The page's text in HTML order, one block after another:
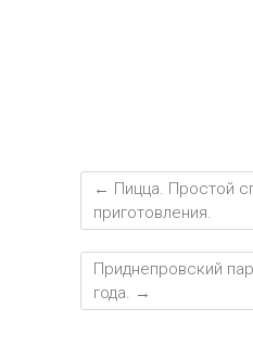
← Пицца. Простой
приготовления.
Приднепровский
года. →